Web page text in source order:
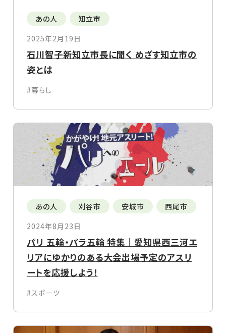
あの人
知立市
2025年2月19日
石川智子新知立市長に聞く めざす知立市の
姿とは
#暮らし
あの人 刈谷市 安城市
西尾市
2024年8月23日
パリ 五輪・パラ五輪 特集｜愛知県西三河エ
リアにゆかりのある大会出場予定のアスリ
ートを応援しよう！
#スポーツ